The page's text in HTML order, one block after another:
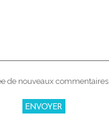
de nouveaux commentaires